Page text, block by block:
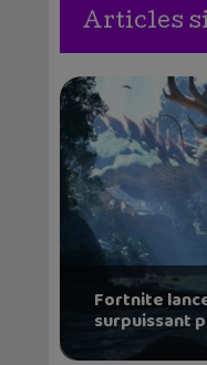
Articles
Fortnite
surpuissant